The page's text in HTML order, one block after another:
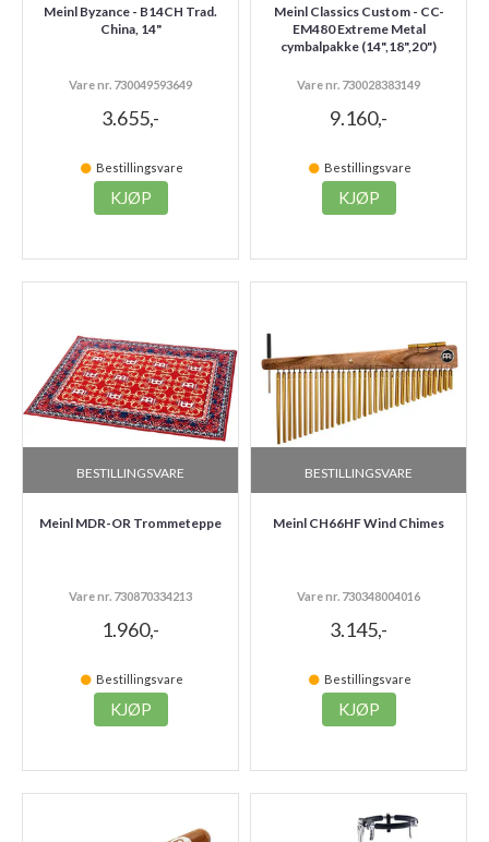
Meinl Byzance - B14CH Trad.
China, 14"
Vare nr. 730049593649
3.655,-
Bestillingsvare
KJØP
Meinl Classics Custom - CC-
EM480 Extreme Metal
cymbalpakke (14",18",20")
Vare nr. 730028383149
9.160,-
Bestillingsvare
KJØP
BESTILLINGSVARE
Meinl MDR-OR Trommeteppe
Vare nr. 730870334213
1.960,-
Bestillingsvare
KJØP
BESTILLINGSVARE
Meinl CH66HF Wind Chimes
Vare nr. 730348004016
3.145,-
Bestillingsvare
KJØP